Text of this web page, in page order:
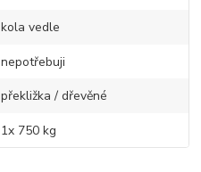
kola vedle
nepotřebuji
překližka / dřevěné
1x 750 kg